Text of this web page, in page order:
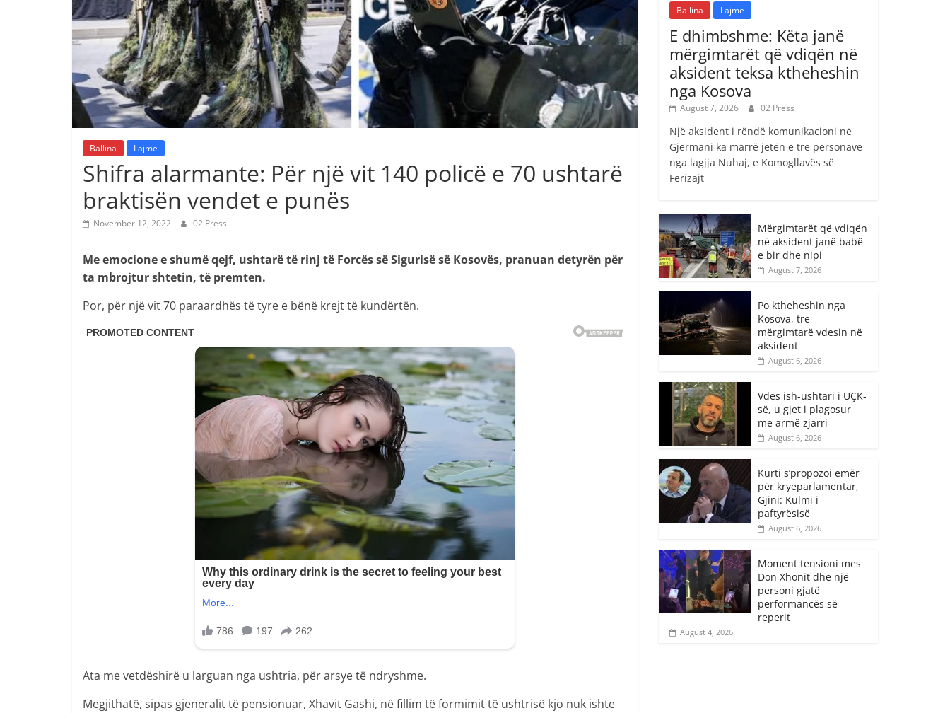
Ballina Lajme
Shifra alarmante: Për një vit 140 policë e 70 ushtarë
braktisën vendet e punës
November 12, 2022 02 Press
Me emocione e shumë qejf, ushtarë të rinj të Forcës së Sigurisë së Kosovës, pranuan detyrën për
ta mbrojtur shtetin, të premten.
Por, për një vit 70 paraardhës të tyre e bënë krejt të kundërtën.
Ata me vetdëshirë u larguan nga ushtria, për arsye të ndryshme.
Megjithatë, sipas gjeneralit të pensionuar, Xhavit Gashi, në fillim të formimit të ushtrisë kjo nuk ishte
Ballina Lajme
E dhimbshme: Këta janë
mërgimtarët që vdiqën në
aksident teksa ktheheshin
nga Kosova
August 7, 2026 02 Press
Një aksident i rëndë komunikacioni në
Gjermani ka marrë jetën e tre personave
nga lagjja Nuhaj, e Komogllavës së
Ferizajt
Mërgimtarët që vdiqën
në aksident janë babë
e bir dhe nipi
August 7, 2026
Po ktheheshin nga
Kosova, tre
mërgimtarë vdesin në
aksident
August 6, 2026
Vdes ish-ushtari i UÇK-
së, u gjet i plagosur
me armë zjarri
August 6, 2026
Kurti s’propozoi emër
për kryeparlamentar,
Gjini: Kulmi i
paftyrësisë
August 6, 2026
Moment tensioni mes
Don Xhonit dhe një
personi gjatë
përformancës së
reperit
August 4, 2026